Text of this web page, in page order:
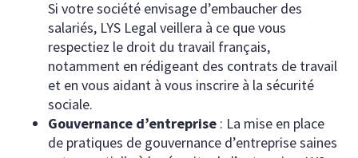
Si votre société envisage d’embaucher des
salariés, LYS Legal veillera à ce que vous
respectiez le droit du travail français,
notamment en rédigeant des contrats de travail
et en vous aidant à vous inscrire à la sécurité
sociale.
Gouvernance d’entreprise : La mise en place
de pratiques de gouvernance d’entreprise saines